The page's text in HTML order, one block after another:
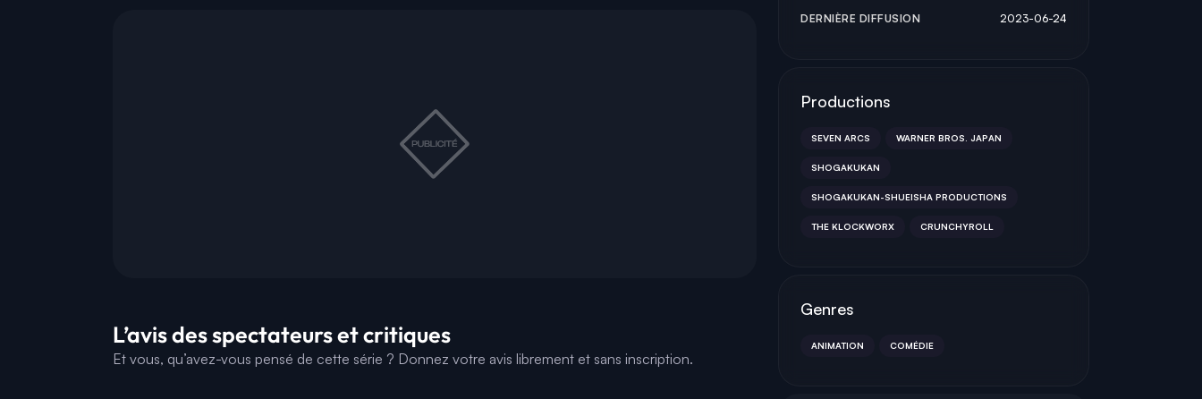
L’avis des spectateurs et critiques
Et vous, qu’avez-vous pensé de cette série ? Donnez votre avis librement et sans inscription.
DERNIÈRE DIFFUSION
2023-06-24
Productions
SEVEN ARCS WARNER BROS. JAPAN
SHOGAKUKAN
SHOGAKUKAN-SHUEISHA PRODUCTIONS
THE KLOCKWORX CRUNCHYROLL
Genres
ANIMATION COMÉDIE